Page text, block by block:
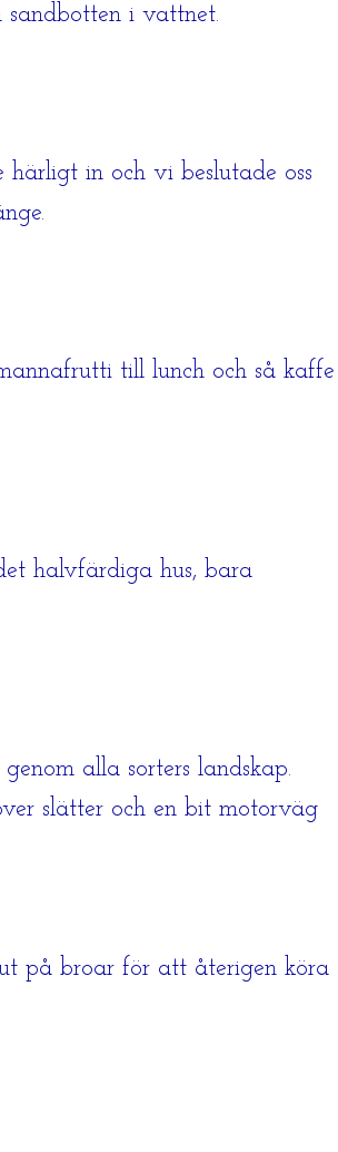
sandbotten i vattnet.
härligt in och vi beslutade oss
till lunch och så kaffe
halvfärdiga hus, bara
alla sorters landskap.
slätter och en bit motorväg
på broar för att återigen köra